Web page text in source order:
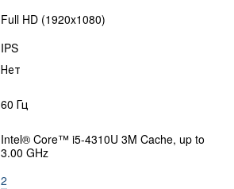
Full HD (1920x1080)
IPS
Нет
60 Гц
Intel® Core™ i5-4310U 3M Cache, up to
3.00 GHz
2